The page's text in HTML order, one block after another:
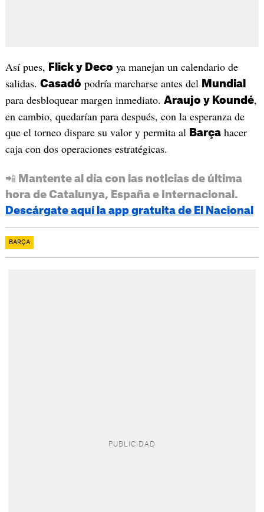
Así pues, Flick y Deco ya manejan un calendario de
salidas. Casadó podría marcharse antes del Mundial
para desbloquear margen inmediato. Araujo y Koundé,
en cambio, quedarían para después, con la esperanza de
que el torneo dispare su valor y permita al Barçahacer
caja con dos operaciones estratégicas.
📲 Mantente al día con las noticias de última
hora de Catalunya, España e Internacional.
Descárgate aquí la app gratuita de El Nacional
BARÇA